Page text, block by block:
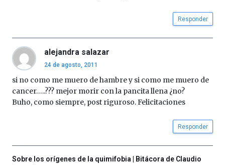
Responder
alejandra salazar
24 de agosto, 2011
si no como me muero de hambre y si como me muero de
cancer…..??? mejor morir con la pancita llena ¿no?
Buho, como siempre, post riguroso. Felicitaciones
Responder
Sobre los orígenes de la quimifobia | Bitácora de Claudio